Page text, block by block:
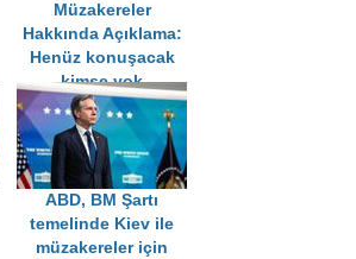
Müzakereler
Hakkında Açıklama:
Henüz konuşacak
kimse yok
ABD, BM Şartı
temelinde Kiev ile
müzakereler için